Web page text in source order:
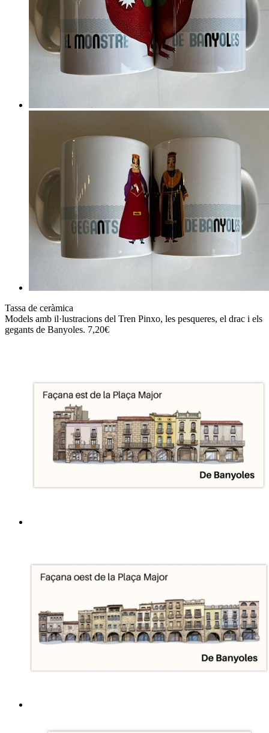
Tassa de ceràmica
Models amb il·lustracions del Tren Pinxo, les pesqueres, el drac i els
gegants de Banyoles. 7,20€